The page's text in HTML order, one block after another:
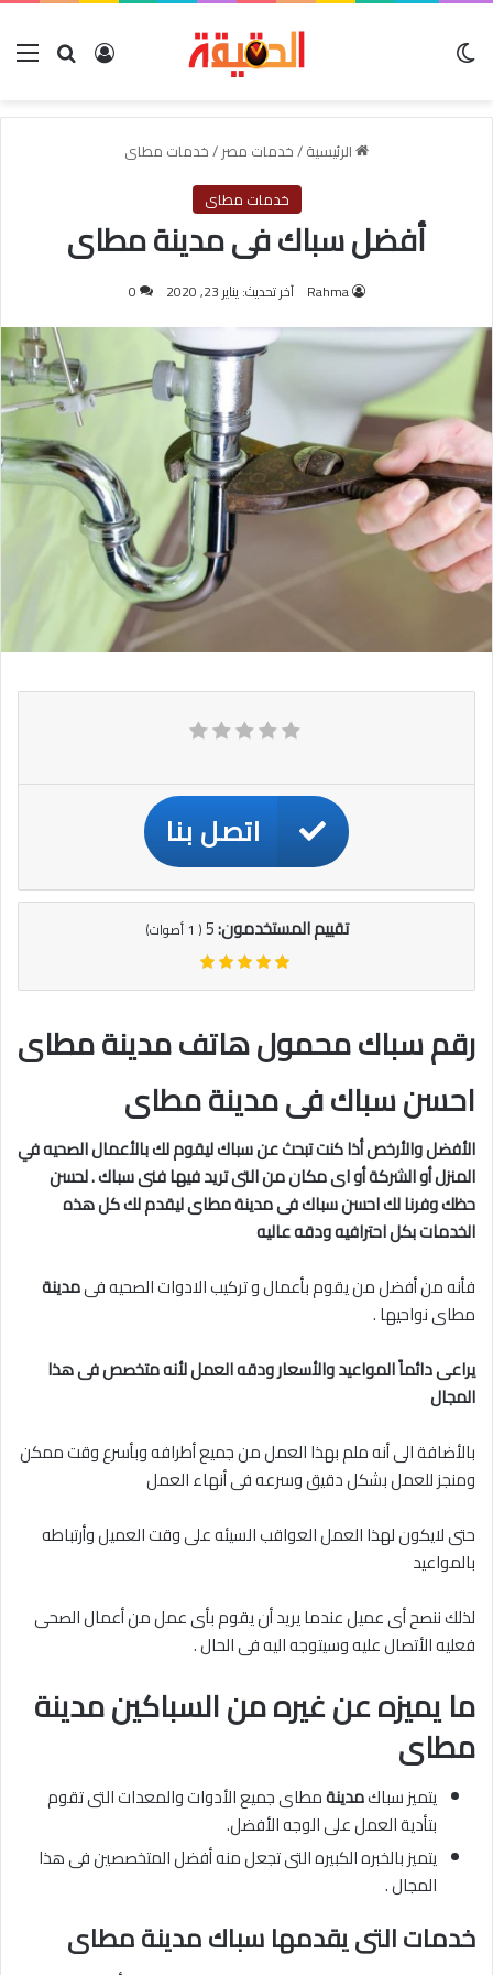
بحث عنتسجيل
الرئيسية/خدمات مصر/خدمات مطاى
خدمات مطاى
أفضل سباك فى مدينة مطاى
Rahma آخر تحديث: يناير 23, 2020 0
اتصل بنا
تقييم المستخدمون:5
(
1أصوات)
رقم سباك محمول هاتف مدينة مطاى
احسن سباك فى مدينة مطاى
الأفضل والأرخص أذا كنت تبحث عن سباك ليقوم لك بالأعمال الصحيه في
المنزل أو الشركة أو اى مكان من التى تريد فيها فنى سباك . لحسن
حظك وفرنا لك احسن سباك فى مدينةمطاى ليقدم لك كل هذه
الخدمات بكل احترافيه ودقه عاليه
فأنه من أفضل من يقوم بأعمال و تركيب الادوات الصحيه فىمدينة
مطاى نواحيها .
يراعى دائماً المواعيد والأسعار ودقه العمل لأنه متخصص فى هذا
المجال
بالأضافة الى أنه ملم بهذا العمل من جميع أطرافه وبأسرع وقت ممكن
ومنجز للعمل بشكل دقيق وسرعه فى أنهاء العمل
حتى لايكون لهذا العمل العواقب السيئه على وقت العميل وأرتباطه
بالمواعيد
لذلك ننصح أى عميل عندما يريد أن يقوم بأى عمل من أعمال الصحى
فعليه الأتصال عليه وسيتوجه اليه فى الحال .
ما يميزه عن غيره من السباكين مدينة
مطاى
يتميز سباكمدينةمطاى جميع الأدوات والمعدات التى تقوم
بتأدية العمل على الوجه الأفضل.
يتميز بالخبره الكبيره التى تجعل منه أفضل المتخصصين فى هذا
المجال .
خدمات التى يقدمها سباك مدينة مطاى